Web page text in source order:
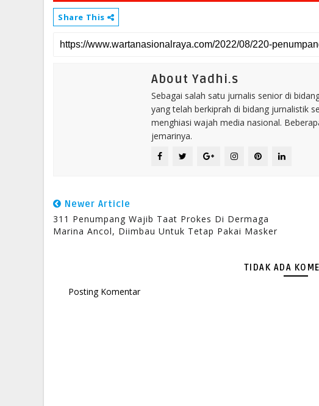
Share This
About Yadhi.s
Sebagai salah satu jurnalis senior di
yang telah berkiprah di bidang jurnalistik
menghiasi wajah media nasional.
jemarinya.
Newer Article
311 Penumpang Wajib Taat Prokes Di Dermaga
Marina Ancol, Diimbau Untuk Tetap Pakai Masker
TIDAK ADA
Posting Komentar